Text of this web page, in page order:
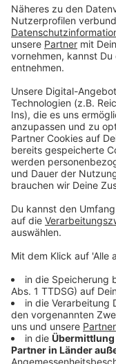
Anzeige
Benedikt und
wichtigen Job und
kann es manchmal
Eine besondere
enge und vor
Streufahrzeuge
Benedikt eine
parkt ordentlich!"
Anzeige
Das ganze
Sohn von den
Anzeige